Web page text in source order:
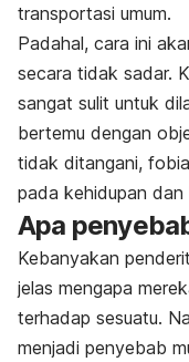
transportasi umum.
Padahal, cara ini
secara tidak sadar.
sangat sulit untuk
bertemu dengan
tidak ditangani,
pada kehidupan
Apa
Kebanyakan
jelas mengapa
terhadap sesuatu.
menjadi penyebab